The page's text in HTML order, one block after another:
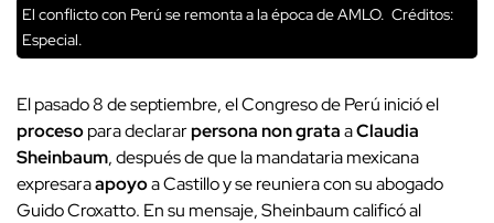
El conflicto con Perú se remonta a la época de AMLO. Créditos:
Especial.
El pasado 8 de septiembre, el Congreso de Perú inició el
procesopara declararpersona non grataaClaudia
Sheinbaum, después de que la mandataria mexicana
expresaraapoyoa Castillo y se reuniera con su abogado
Guido Croxatto. En su mensaje, Sheinbaum calificó al